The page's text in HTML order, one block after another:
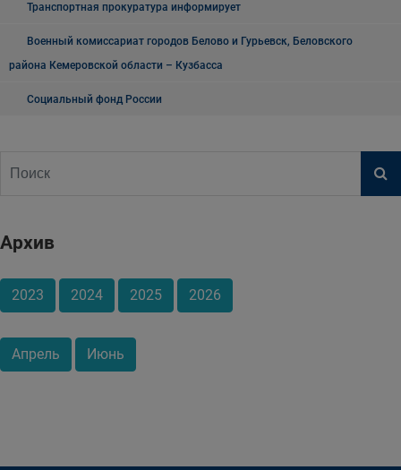
Транспортная прокуратура информирует
Военный комиссариат городов Белово и Гурьевск, Беловского
района Кемеровской области – Кузбасса
Социальный фонд России
Архив
2023 2024 2025 2026
Апрель Июнь